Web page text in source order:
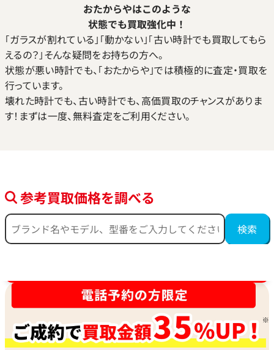
おたからやはこのような
状態でも買取強化中！
｢ガラスが割れている｣｢動かない｣｢古い時計でも買取してもら
えるの？｣そんな疑問をお持ちの方へ。
状態が悪い時計でも、｢おたからや｣では積極的に査定・買取を
行っています。
壊れた時計でも、古い時計でも、高価買取のチャンスがありま
す！まずは一度、無料査定をご利用ください。
参考買取価格を調べる